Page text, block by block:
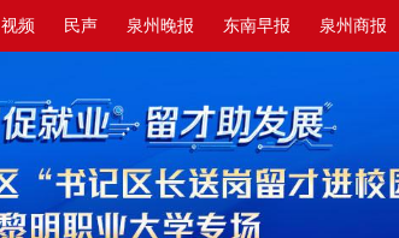
视频 民声 泉州晚报 东南早报 泉州商报